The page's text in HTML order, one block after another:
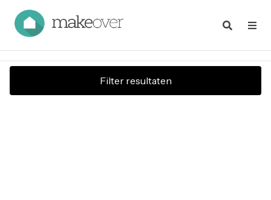
Filter resultaten